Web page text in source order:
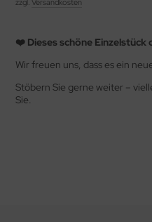
zzgl. Versandkosten
❤️ Dieses schöne
Wir freuen uns, dass es ein
Stöbern Sie gerne weiter –
Sie.